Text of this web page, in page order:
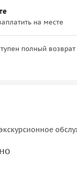
на месте
полный возврат